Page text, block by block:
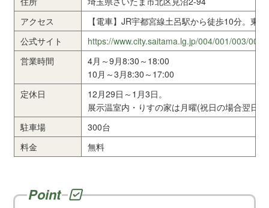
アクセス
【電車】JR宇都宮線土呂駅から徒歩10分。東
公式サイト
https://www.city.saitama.lg.jp/004/001/003/001/
営業時間
4月～9月8:30～18:00
10月～3月8:30～17:00
定休日
12月29日～1月3日。
展示温室内・りすの家は月曜(祝日の場合翌日)
駐車場
300台
料金
無料